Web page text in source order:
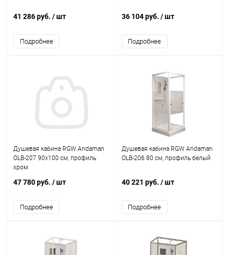
41 286 руб. / шт
Подробнее
36 104 руб. / шт
Подробнее
Душевая кабина RGW Andaman
OLB-207 90x100 см, профиль
хром
47 780 руб. / шт
Подробнее
Душевая кабина RGW Andaman
OLB-206 80 см, профиль белый
40 221 руб. / шт
Подробнее